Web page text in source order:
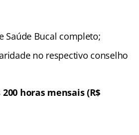
Saúde Bucal completo;
no respectivo conselho
horas mensais (R$